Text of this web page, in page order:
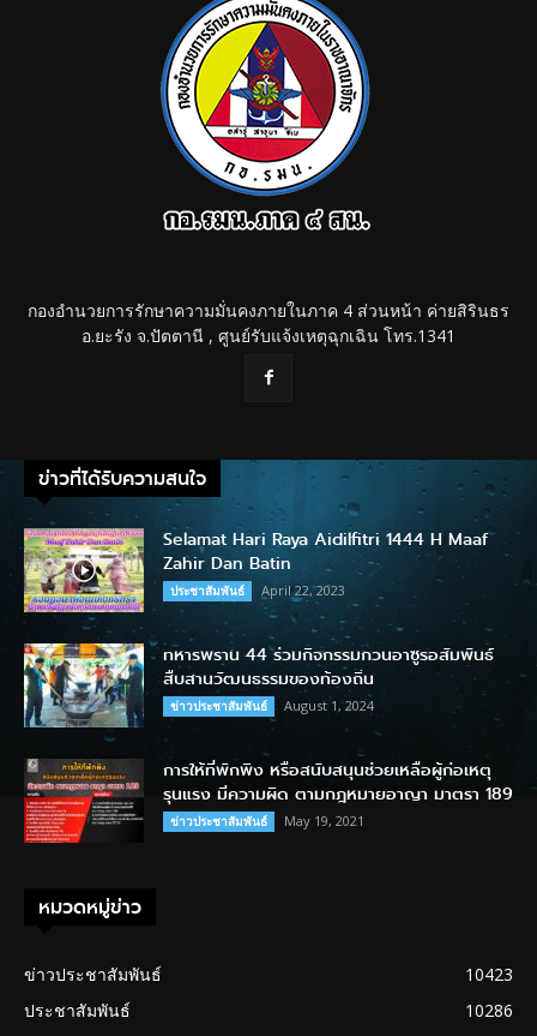
กองอำนวยการรักษาความมั่นคงภายในภาค 4 ส่วนหน้า ค่ายสิรินธร
อ.ยะรัง จ.ปัตตานี , ศูนย์รับแจ้งเหตุฉุกเฉิน โทร.1341
ข่าวที่ได้รับความสนใจ
Selamat Hari Raya Aidilfitri 1444 H Maaf
Zahir Dan Batin
ประชาสัมพันธ์ April 22, 2023
ทหารพราน 44 ร่วมกิจกรรมกวนอาซูรอสัมพันธ์
สืบสานวัฒนธรรมของท้องถิ่น
ข่าวประชาสัมพันธ์ August 1, 2024
การให้ที่พักพิง หรือสนับสนุนช่วยเหลือผู้ก่อเหตุ
รุนแรง มีความผิด ตามกฎหมายอาญา มาตรา 189
ข่าวประชาสัมพันธ์ May 19, 2021
หมวดหมู่ข่าว
ข่าวประชาสัมพันธ์
10423
ประชาสัมพันธ์
10286